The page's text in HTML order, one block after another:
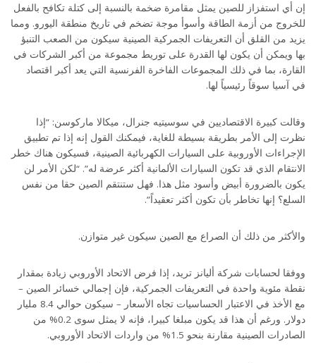
إن أي استفزاز للصين يمثل مقامرة ضخمة بالنسبة إلى كتلة تكافح بالفعل
للخروج من أزمة الطاقة وأسوأ موجة تضخم في تاريخ منطقة اليورو. ومما
يزيد من القلق أن التعريفات الجمركية الصينية سيكون من الصعب التنبؤ
بها ويمكن أن يكون لها القدرة على توريط مجموعة من أكبر الشركات في
القارة، بما في ذلك المجموعات الفاخرة الفرنسية التي يعد أكبر اقتصاد
في آسيا سوقاً رئيسياً لها.
وقالت كبيرة الاقتصاديين في سوسيتيه جنرال، ميكالا ماركوسن: “إذا
نظرت إلى الأمر بطريقة بسيطة للغاية، فيمكنك القول إنه إذا تم تطبيق
الإجراءات الأوروبية على السيارات الكهربائية الصينية، فسيكون هناك خطر
الانتقام الذي قد تكون السيارات الألمانية أكثر عرضة له”. “لكن الأمر لن
يكون بالضرورة أبيض وأسود مثل هذا. فهل ستنتقم الصين حقا من نفس
السلع؟ إنها تخاطر بأن تكون أكثر تعقيداً”.
والأكثر من ذلك أن الصراع مع الصين سيكون غير متوازن.
ووفقا لحسابات شركة أليانز تريد، إذا فرض الاتحاد الأوروبي زيادة بمقدار
نقطة مئوية واحدة في التعريفات الجمركية، فإن إجمالي خسائر الصين –
مع الأخذ في الاعتبار الحساسيات تجاه الأسعار – سيكون حوالي 8.4 مليار
دولار. ورغم أن هذا قد يكون مبلغا كبيرا، فإنه لا يمثل سوى 0.2% من
الصادرات الصينية مقارنة بنحو 1.5% من واردات الاتحاد الأوروبي.